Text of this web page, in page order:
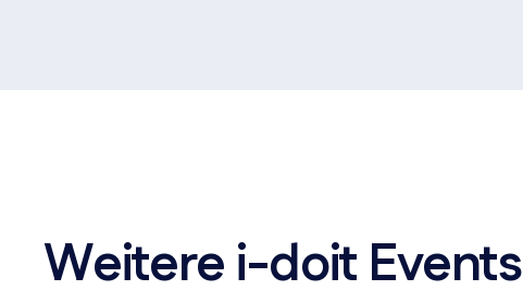
Weitere i-doit Events